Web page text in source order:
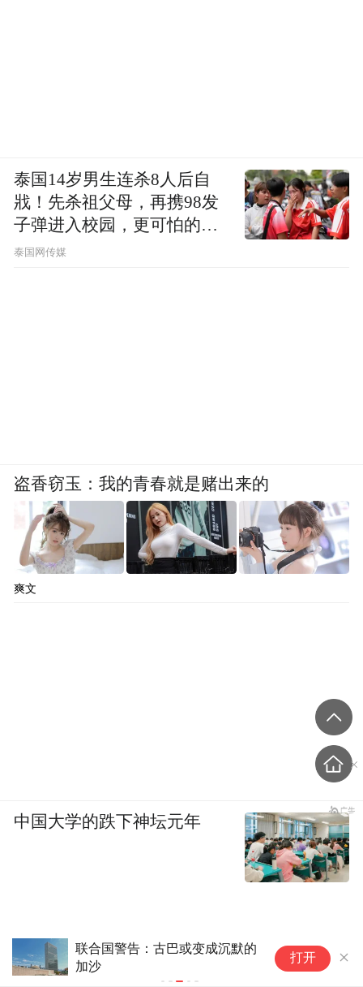
联合国警告：古巴或变成沉默的
加沙
打开
泰国14岁男生连杀8人后自
戕！先杀祖父母，再携98发
子弹进入校园，更可怕的细
节公布了
泰国网传媒
盗香窃玉：我的青春就是赌出来的
爽文
中国大学的跌下神坛元年